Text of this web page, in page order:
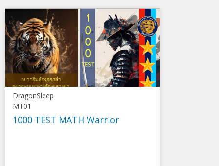
option_2024_m123
StartsJun
1,
2024
DragonSleep
MT01
1000 TEST MATH Warrior